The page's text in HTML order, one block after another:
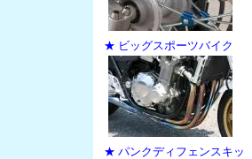
★ ビッグスポーツバイク
★ パンクディフェンスキッ